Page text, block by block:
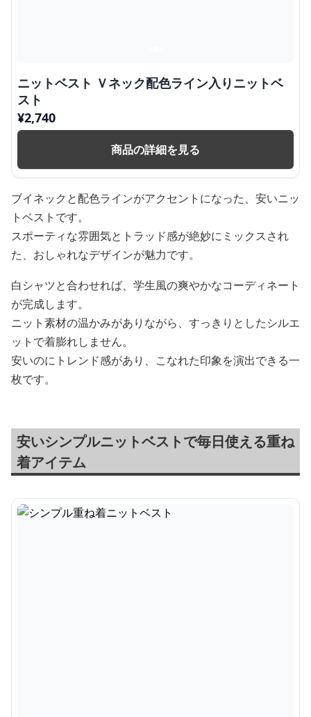
ニットベスト Ｖネック配色ライン入りニットベ
スト
¥2,740
商品の詳細を見る
ブイネックと配色ラインがアクセントになった、安いニッ
トベストです。
スポーティな雰囲気とトラッド感が絶妙にミックスされ
た、おしゃれなデザインが魅力です。
白シャツと合わせれば、学生風の爽やかなコーディネート
が完成します。
ニット素材の温かみがありながら、すっきりとしたシルエ
ットで着膨れしません。
安いのにトレンド感があり、こなれた印象を演出できる一
枚です。
安いシンプルニットベストで毎日使える重ね
着アイテム